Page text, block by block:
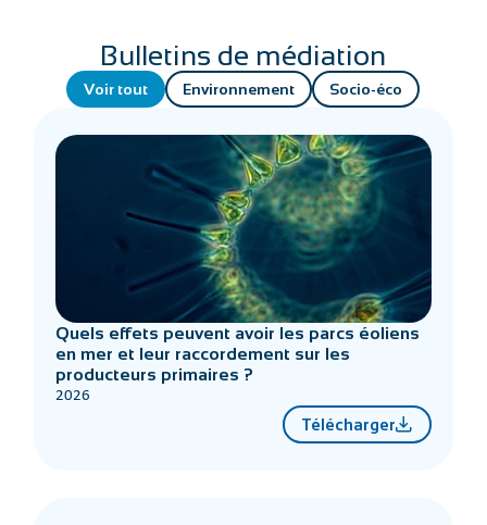
Bulletins de médiation
Voir tout Environnement Socio-éco
Quels effets peuvent avoir les parcs éoliens
en mer et leur raccordement sur les
producteurs primaires ?
2026
Télécharger